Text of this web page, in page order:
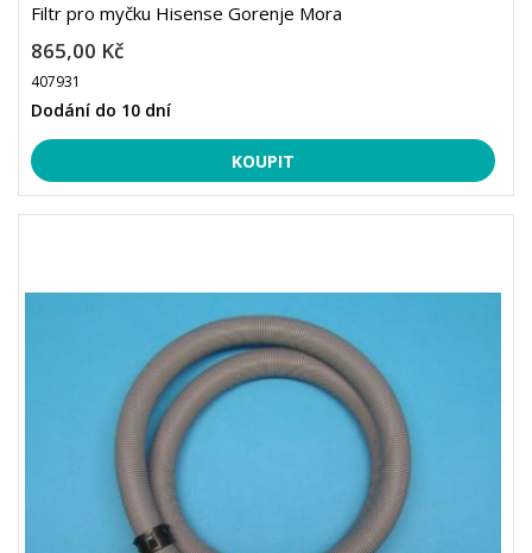
Filtr pro myčku Hisense Gorenje Mora
865,00 Kč
407931
Dodání do 10 dní